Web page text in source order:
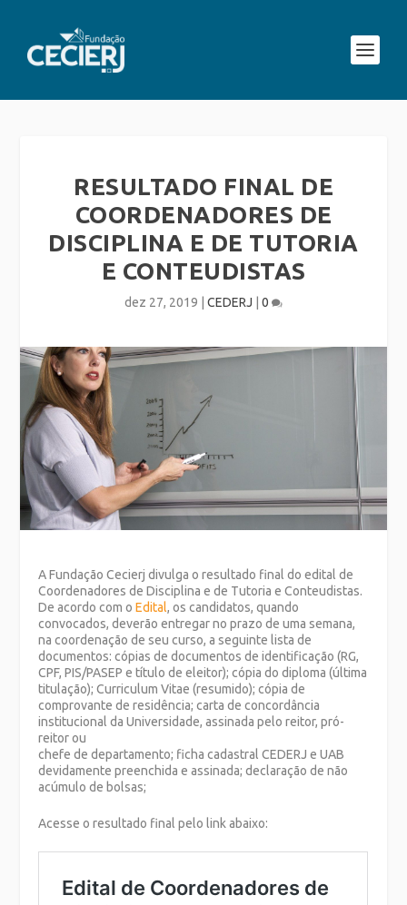
RESULTADO FINAL DE
COORDENADORES DE
DISCIPLINA E DE TUTORIA
E CONTEUDISTAS
dez 27, 2019 CEDERJ 0
A Fundação Cecierj divulga o resultado final do edital de
Coordenadores de Disciplina e de Tutoria e Conteudistas.
De acordo com oEdital, os candidatos, quando
convocados, deverão entregar no prazo de uma semana,
na coordenação de seu curso, a seguinte lista de
documentos: cópias de documentos de identificação (RG,
CPF, PIS/PASEP e título de eleitor); cópia do diploma (última
titulação); Curriculum Vitae (resumido); cópia de
comprovante de residência; carta de concordância
institucional da Universidade, assinada pelo reitor, pró-
reitor ou
chefe de departamento; ficha cadastral CEDERJ e UAB
devidamente preenchida e assinada; declaração de não
acúmulo de bolsas;
Acesse o resultado final pelo link abaixo: